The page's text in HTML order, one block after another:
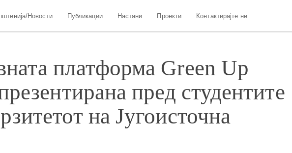
Новости Публикации Настани Проекти Контактирајте не
платформа Green Up
пред студентите
на Југоисточна